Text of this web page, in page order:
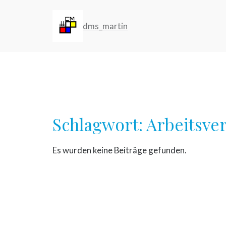
dms_martin
Schlagwort:
Es wurden keine Beiträge gefunden.